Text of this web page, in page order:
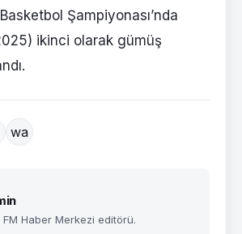
Şampiyonası’nda
ikinci olarak gümüş
wa
FM Haber Merkezi editörü.